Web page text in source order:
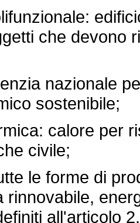
che devono
nazionale
sostenibile;
calore per
civile;
le forme di
rinnovabile,
all'articolo